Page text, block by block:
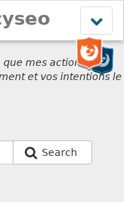
le
menu
mes actions sont
et vos intentions le
Search